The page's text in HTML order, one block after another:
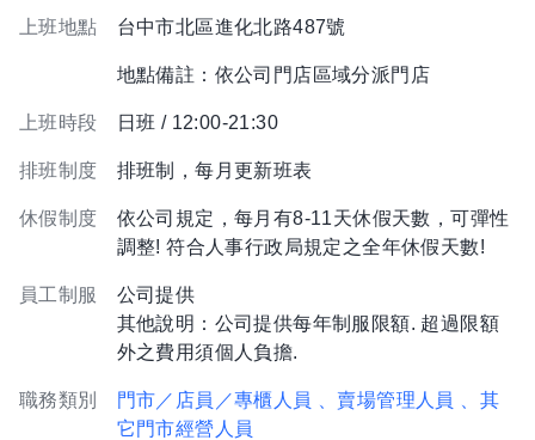
上班地點 台中市北區進化北路487號
地點備註：依公司門店區域分派門店
上班時段 日班 / 12:00-21:30
排班制度 排班制，每月更新班表
休假制度
依公司規定，每月有8-11天休假天數，可彈性
調整! 符合人事行政局規定之全年休假天數!
員工制服
公司提供
其他說明：公司提供每年制服限額. 超過限額
外之費用須個人負擔.
職務類別 門市／店員／專櫃人員 、賣場管理人員
、其
它門市經營人員